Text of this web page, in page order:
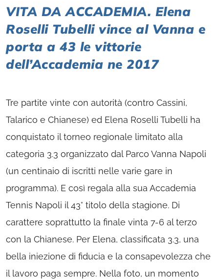
VITA DA ACCADEMIA. Elena
Roselli Tubelli vince al Vanna e
porta a 43 le vittorie
dell’Accademia ne 2017
Tre partite vinte con autorità (contro Cassini,
Talarico e Chianese) ed Elena Roselli Tubelli ha
conquistato il torneo regionale limitato alla
categoria 3.3 organizzato dal Parco Vanna Napoli
(un centinaio di iscritti nelle varie gare in
programma). E così regala alla sua Accademia
Tennis Napoli il 43° titolo della stagione. Di
carattere soprattutto la finale vinta 7-6 al terzo
con la Chianese. Per Elena, classificata 3.3, una
bella iniezione di fiducia e la consapevolezza che
il lavoro paga sempre. Nella foto, un momento